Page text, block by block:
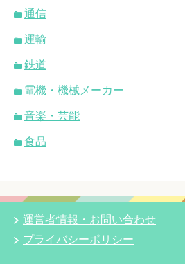
通信
運輸
鉄道
電機・機械メーカー
音楽・芸能
食品
運営者情報・お問い合わせ
プライバシーポリシー